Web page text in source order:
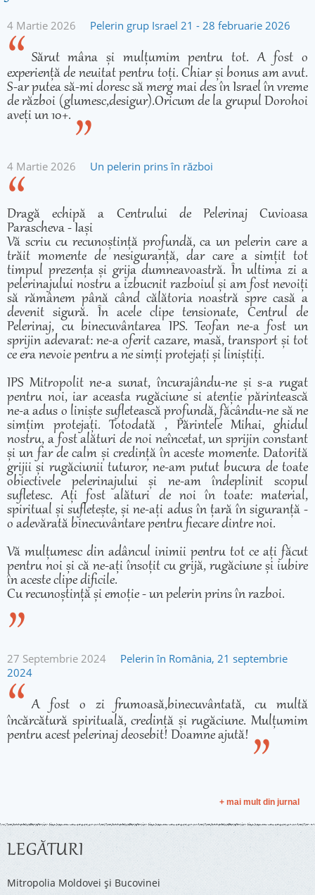
4 Martie 2026 Pelerin grup Israel 21 - 28 februarie 2026
Sărut mâna și mulțumim pentru tot. A fost o
experiență de neuitat pentru toți. Chiar și bonus am avut.
S-ar putea să-mi doresc să merg mai des în Israel în vreme
de război (glumesc,desigur).Oricum de la grupul Dorohoi
aveți un 10+.
4 Martie 2026 Un pelerin prins în război
Dragă echipă a Centrului de Pelerinaj Cuvioasa
Parascheva - Iași
Vă scriu cu recunoștință profundă, ca un pelerin care a
trăit momente de nesiguranță, dar care a simțit tot
timpul prezența și grija dumneavoastră. În ultima zi a
pelerinajului nostru a izbucnit razboiul și am fost nevoiți
să rămânem până când călătoria noastră spre casă a
devenit sigură. În acele clipe tensionate, Centrul de
Pelerinaj, cu binecuvântarea IPS. Teofan ne-a fost un
sprijin adevarat: ne-a oferit cazare, masă, transport și tot
ce era nevoie pentru a ne simți protejați și liniștiți.
IPS Mitropolit ne-a sunat, încurajându-ne și s-a rugat
pentru noi, iar aceasta rugăciune si atenție părintească
ne-a adus o liniște sufletească profundă, făcându-ne să ne
simțim protejați. Totodată , Părintele Mihai, ghidul
nostru, a fost alături de noi neîncetat, un sprijin constant
și un far de calm și credință în aceste momente. Datorită
grijii și rugăciunii tuturor, ne-am putut bucura de toate
obiectivele pelerinajului și ne-am îndeplinit scopul
sufletesc. Ați fost alături de noi în toate: material,
spiritual și sufletește, și ne-ați adus în țară în siguranță -
o adevărată binecuvântare pentru fiecare dintre noi.
Vă mulțumesc din adâncul inimii pentru tot ce ați făcut
pentru noi și că ne-ați însoțit cu grijă, rugăciune și iubire
în aceste clipe dificile.
Cu recunoștință și emoție - un pelerin prins în razboi.
27 Septembrie 2024
Pelerin în România, 21 septembrie
2024
A fost o zi frumoasă,binecuvântată, cu multă
încărcătură spirituală, credință și rugăciune. Mulțumim
pentru acest pelerinaj deosebit! Doamne ajută!
+ mai mult din jurnal
LEGĂTURI
Mitropolia Moldovei și Bucovinei